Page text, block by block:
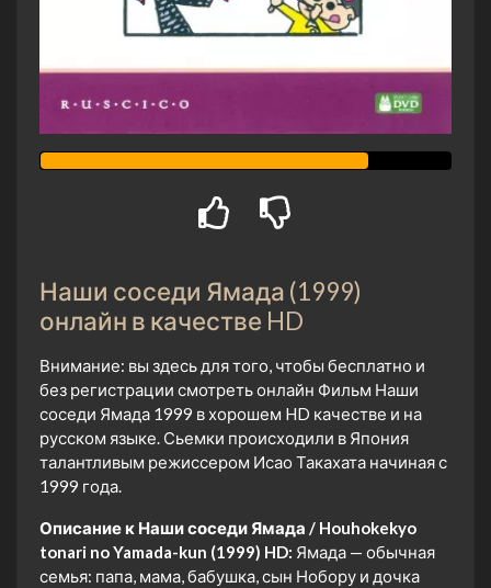
Наши соседи Ямада (1999)
онлайн в качестве HD
Внимание: вы здесь для того, чтобы бесплатно и
без регистрации смотреть онлайн Фильм Наши
соседи Ямада 1999 в хорошем HD качестве и на
русском языке. Сьемки происходили в Япония
талантливым режиссером Исао Такахата начиная с
1999 года.
Описание к Наши соседи Ямада / Houhokekyo
tonari no Yamada-kun (1999) HD: Ямада — обычная
семья: папа, мама, бабушка, сын Нобору и дочка